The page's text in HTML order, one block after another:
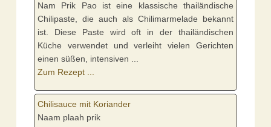
Nam Prik Pao ist eine klassische thailändische
Chilipaste, die auch als Chilimarmelade bekannt
ist. Diese Paste wird oft in der thailändischen
Küche verwendet und verleiht vielen Gerichten
einen süßen, intensiven ...
Zum Rezept ...
Chilisauce mit Koriander
Naam plaah prik